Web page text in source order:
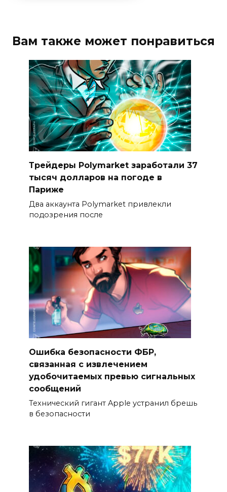
Вам также может понравиться
Трейдеры Polymarket заработали 37
тысяч долларов на погоде в
Париже
Два аккаунта Polymarket привлекли
подозрения после
Ошибка безопасности ФБР,
связанная с извлечением
удобочитаемых превью сигнальных
сообщений
Технический гигант Apple устранил брешь
в безопасности